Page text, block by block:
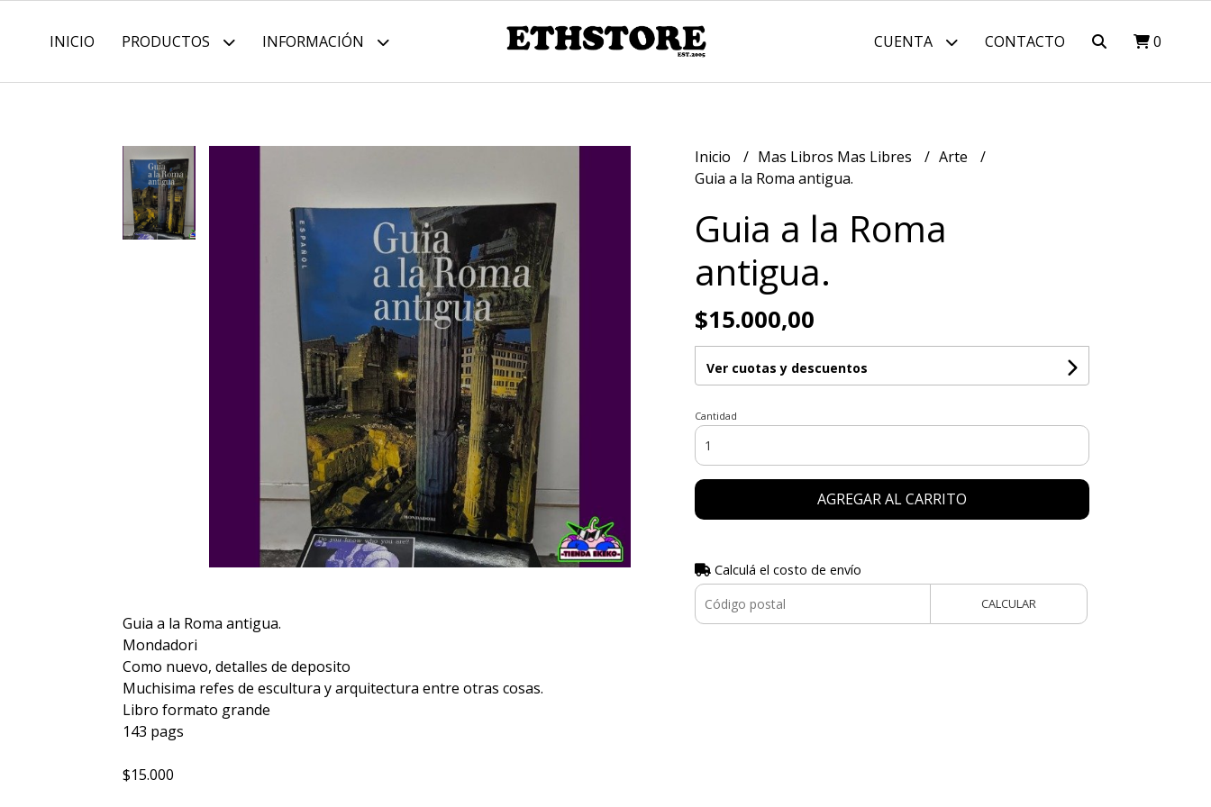
INICIO PRODUCTOS INFORMACIÓN CUENTA CONTACTO 0
Guia a la Roma antigua.
Mondadori
Como nuevo, detalles de deposito
Muchisima refes de escultura y arquitectura entre otras cosas.
Libro formato grande
143 pags
$15.000
Inicio Mas Libros Mas Libres
Arte
Guia a la Roma antigua.
Guia a la Roma
antigua.
$15.000,00
Ver cuotas y descuentos
Cantidad
AGREGAR AL CARRITO
Calculá el costo de envío
CALCULAR